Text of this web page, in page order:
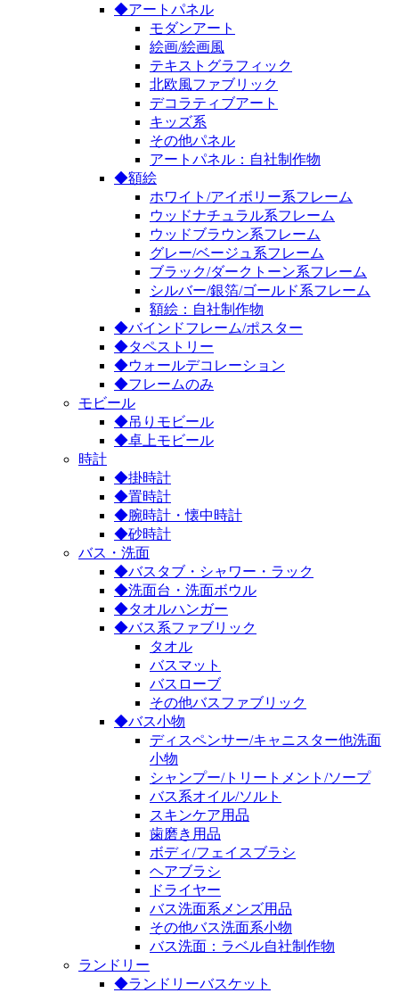
◆アートパネル
モダンアート
絵画/絵画風
テキストグラフィック
北欧風ファブリック
デコラティブアート
キッズ系
その他パネル
アートパネル：自社制作物
◆額絵
ホワイト/アイボリー系フレーム
ウッドナチュラル系フレーム
ウッドブラウン系フレーム
グレー/ベージュ系フレーム
ブラック/ダークトーン系フレーム
シルバー/銀箔/ゴールド系フレーム
額絵：自社制作物
◆バインドフレーム/ポスター
◆タペストリー
◆ウォールデコレーション
◆フレームのみ
モビール
◆吊りモビール
◆卓上モビール
時計
◆掛時計
◆置時計
◆腕時計・懐中時計
◆砂時計
バス・洗面
◆バスタブ・シャワー・ラック
◆洗面台・洗面ボウル
◆タオルハンガー
◆バス系ファブリック
タオル
バスマット
バスローブ
その他バスファブリック
◆バス小物
ディスペンサー/キャニスター他洗面
小物
シャンプー/トリートメント/ソープ
バス系オイル/ソルト
スキンケア用品
歯磨き用品
ボディ/フェイスブラシ
ヘアブラシ
ドライヤー
バス洗面系メンズ用品
その他バス洗面系小物
バス洗面：ラベル自社制作物
ランドリー
◆ランドリーバスケット